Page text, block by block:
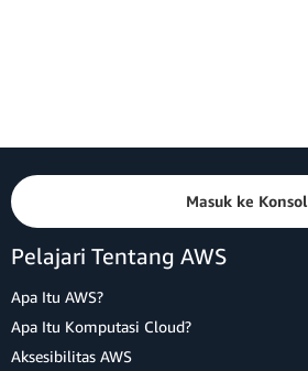
Masuk ke Konsol
Pelajari Tentang AWS
Apa Itu AWS?
Apa Itu Komputasi Cloud?
Aksesibilitas AWS